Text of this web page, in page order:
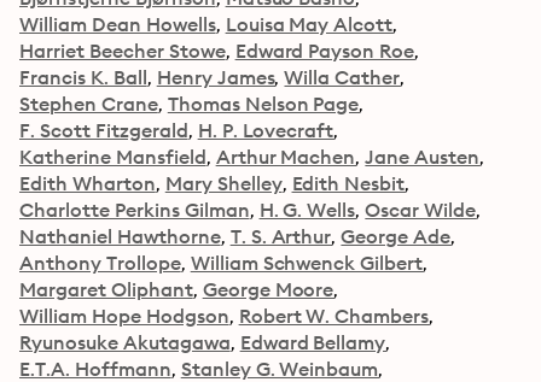
William Dean Howells Louisa May Alcott
Harriet Beecher Stowe Edward Payson Roe
Francis K. Ball Henry James Willa Cather
Stephen Crane Thomas Nelson Page
F. Scott Fitzgerald H. P. Lovecraft
Katherine Mansfield Arthur Machen Jane Austen
Edith Wharton Mary Shelley Edith Nesbit
Charlotte Perkins Gilman H. G. Wells Oscar Wilde
Nathaniel Hawthorne T. S. Arthur George Ade
Anthony Trollope William Schwenck Gilbert
Margaret Oliphant George Moore
William Hope Hodgson Robert W. Chambers
Ryunosuke Akutagawa Edward Bellamy
E.T.A. Hoffmann Stanley G. Weinbaum